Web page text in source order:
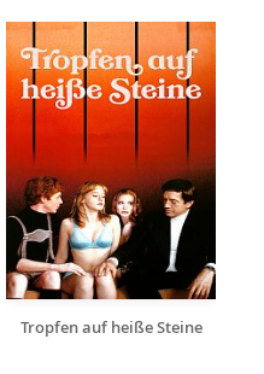
Tropfen auf heiße Steine